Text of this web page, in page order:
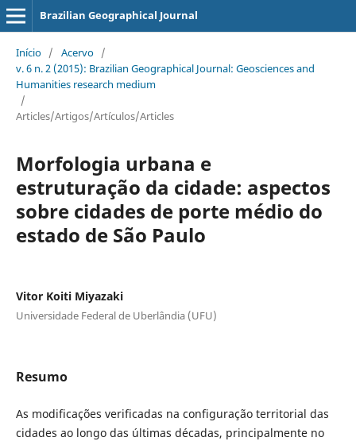
Brazilian Geographical Journal
Início / Acervo /
v. 6 n. 2 (2015): Brazilian Geographical Journal: Geosciences and
Humanities research medium
/
Articles/Artigos/Artículos/Articles
Morfologia urbana e
estruturação da cidade: aspectos
sobre cidades de porte médio do
estado de São Paulo
Vitor Koiti Miyazaki
Universidade Federal de Uberlândia (UFU)
Resumo
As modificações verificadas na configuração territorial das
cidades ao longo das últimas décadas, principalmente no